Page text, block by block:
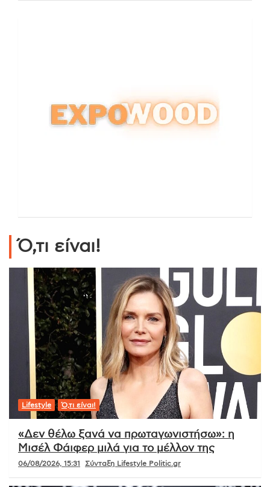
Ό,τι είναι!
Lifestyle Ό,τι είναι!
«Δεν θέλω ξανά να πρωταγωνιστήσω»: η
Μισέλ Φάιφερ μιλά για το μέλλον της
06/08/2026, 15:31 Σύνταξη Lifestyle Politic.gr